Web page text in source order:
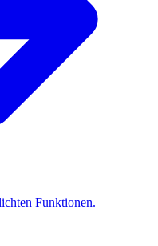
Funktionen.